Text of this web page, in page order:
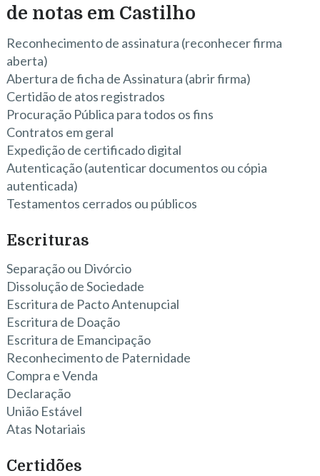
de notas em Castilho
Reconhecimento de assinatura (reconhecer firma
aberta)
Abertura de ficha de Assinatura (abrir firma)
Certidão de atos registrados
Procuração Pública para todos os fins
Contratos em geral
Expedição de certificado digital
Autenticação (autenticar documentos ou cópia
autenticada)
Testamentos cerrados ou públicos
Escrituras
Separação ou Divórcio
Dissolução de Sociedade
Escritura de Pacto Antenupcial
Escritura de Doação
Escritura de Emancipação
Reconhecimento de Paternidade
Compra e Venda
Declaração
União Estável
Atas Notariais
Certidões